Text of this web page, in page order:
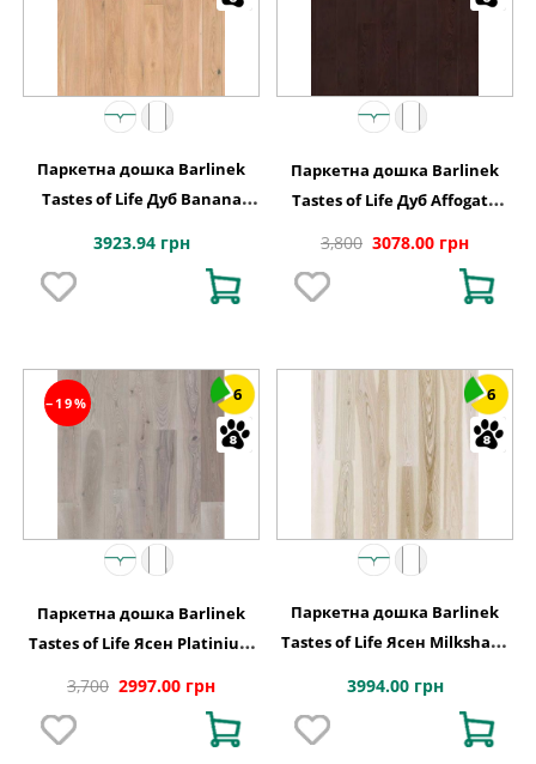
Паркетна дошка Barlinek
Tastes of Life Дуб Banana
3923.94 грн
Паркетна дошка Barlinek
Tastes of Life Дуб Affogato
3,800 3078.00 грн
−19% 6
Паркетна дошка Barlinek
Tastes of Life Ясен Platinium
3,700 2997.00 грн
6
Паркетна дошка Barlinek
Tastes of Life Ясен Milkshake
3994.00 грн